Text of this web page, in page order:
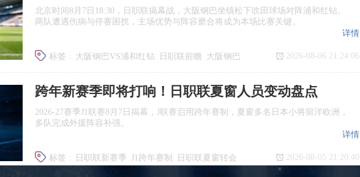
北京时间8月7日18:30，日职联揭幕战，大阪钢巴坐镇松下吹田球场对阵浦和红钻。
两队遭遇伤病与停赛困扰，主场优势与阵容磨合将成为本场比赛关键。
标签 : 大阪钢巴VS浦和红钻 日职联前瞻 大阪钢巴
浦和红钻
详情
2026-08-06 21:24:06
跨年新赛季即将打响！日职联夏窗人员变动盘点
2026‑27赛季J1联赛8月7日揭幕，J联赛启用跨年赛制，夏窗多名日本小将留洋欧洲，
多队完成外援阵容补强。
标签 : 日职联新赛季 J1跨年赛制
日职联夏窗转会
详情
2026-08-05 21:20:40